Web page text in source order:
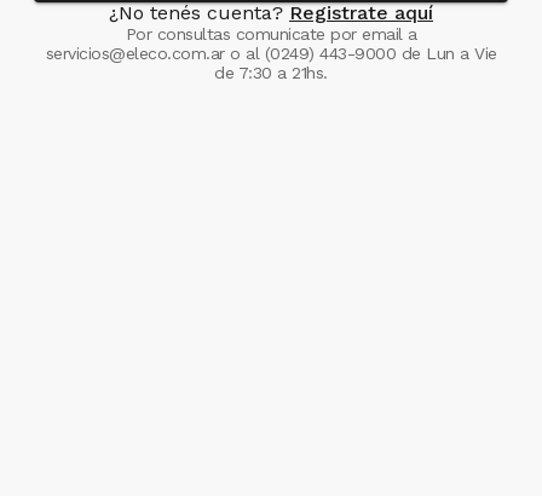
¿No tenés cuenta? Registrate aquí
Por consultas comunicate por email a
servicios@eleco.com.aro al (0249) 443-9000 de Lun a Vie
de 7:30 a 21hs.